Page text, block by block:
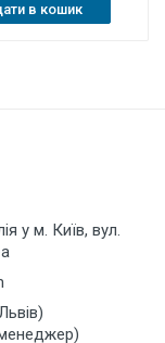
в кошик
у м. Київ, вул.